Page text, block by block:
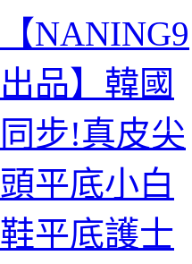
【NANING9
出品】韓國
同步!真皮尖
頭平底小白
鞋平底護士